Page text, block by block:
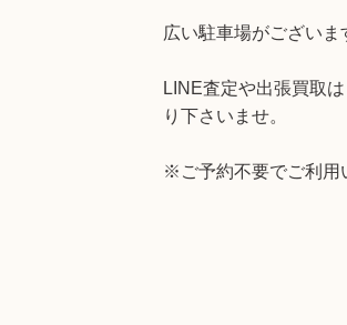
広い駐車場がござい
LINE査定や出張買取
り下さいませ。
※ ご予約不要でご利